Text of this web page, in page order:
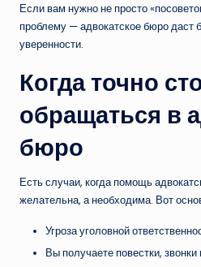
Если вам нужно не просто
проблему — адвокатское бюро даст
уверенности.
Когда точно
обращаться в
бюро
Есть случаи, когда помощь
желательна, а необходима. Вот
Угроза уголовной
Вы получаете повестки,